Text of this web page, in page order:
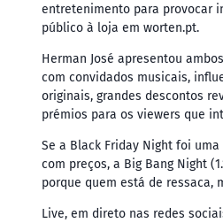
entretenimento para provocar
público à loja em worten.pt.
Herman José apresentou
com convidados musicais,
originais, grandes descontos
prémios para os viewers que
Se a Black Friday Night foi
com preços, a Big Bang Night
porque quem está de ressaca,
Live, em direto nas redes